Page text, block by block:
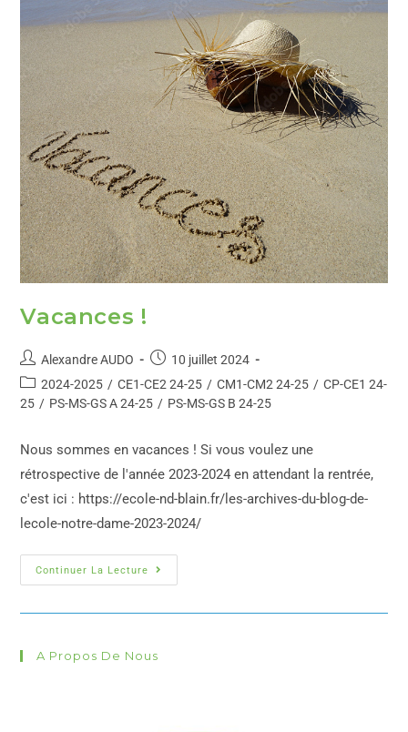
Vacances !
Alexandre AUDO
10 juillet 2024
2024-2025 / CE1-CE2 24-25 / CM1-CM2 24-25 / CP-CE1 24-
25 / PS-MS-GS A 24-25 / PS-MS-GS B 24-25
Nous sommes en vacances ! Si vous voulez une
rétrospective de l'année 2023-2024 en attendant la rentrée,
c'est ici : https://ecole-nd-blain.fr/les-archives-du-blog-de-
lecole-notre-dame-2023-2024/
Continuer La Lecture
A Propos De Nous